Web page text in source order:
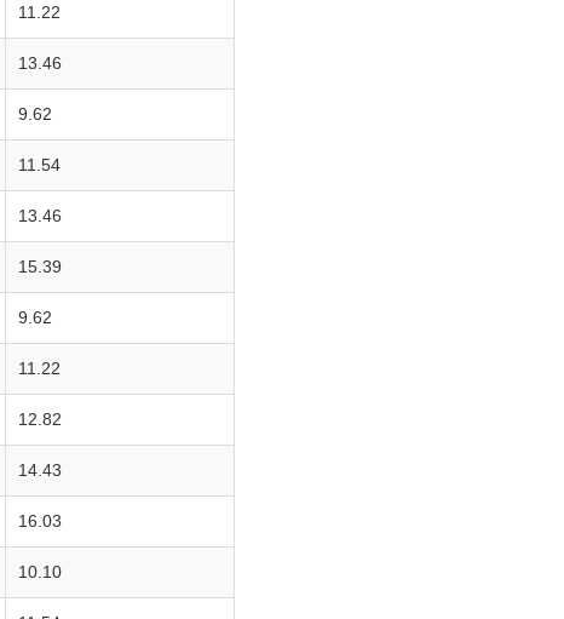
11.22
13.46
9.62
11.54
13.46
15.39
9.62
11.22
12.82
14.43
16.03
10.10